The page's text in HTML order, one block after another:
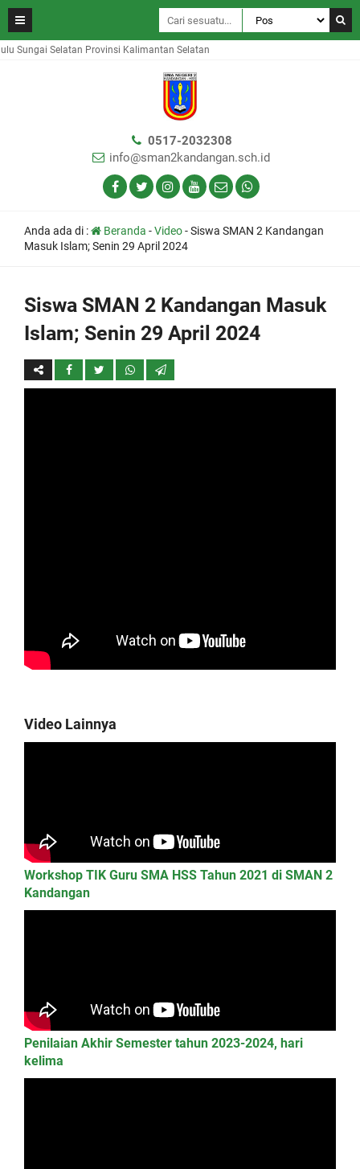
Sungai Selatan Provinsi Kalimantan Selatan
0517-2032308
info@sman2kandangan.sch.id
Anda ada di : Beranda -Video-Siswa SMAN 2 Kandangan
Masuk Islam; Senin 29 April 2024
Siswa SMAN 2 Kandangan Masuk
Islam; Senin 29 April 2024
Video Lainnya
Workshop TIK Guru SMA HSS Tahun 2021 di SMAN 2
Kandangan
Penilaian Akhir Semester tahun 2023-2024, hari
kelima